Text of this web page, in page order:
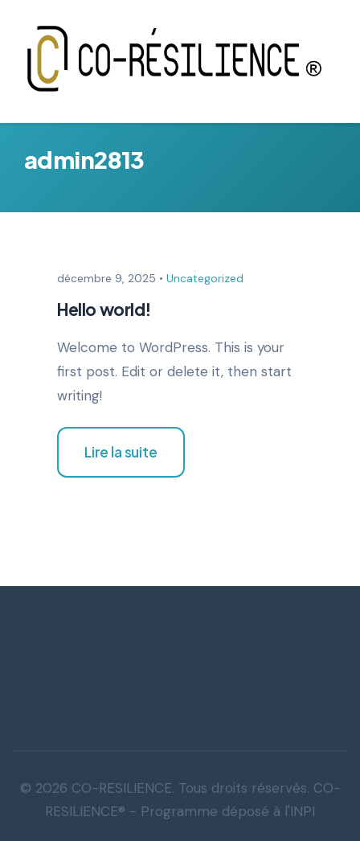
admin2813
décembre 9, 2025 • Uncategorized
Hello world!
Welcome to WordPress. This is your
first post. Edit or delete it, then start
writing!
Lire la suite
© 2026 CO-RESILIENCE. Tous droits réservés. CO-
RESILIENCE® - Programme déposé à l'INPI